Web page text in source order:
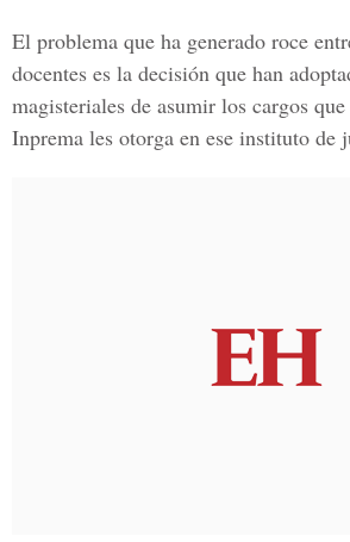
El problema que ha generado roce
docentes es la decisión que han
magisteriales de asumir los cargos
Inprema les otorga en ese instituto de